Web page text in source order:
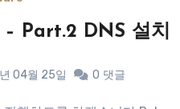
Part.2 DNS 설치
04월 25일 0 댓글